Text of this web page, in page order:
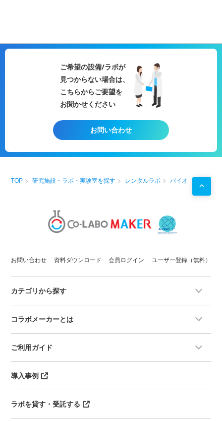
ご希望の設備/ラボが
見つからない場合は、
こちらからご要望を
お聞かせください
お問い合わせ
TOP 研究施設・ラボ・実験室を探す レンタルラボ バイオ
お問い合わせ 資料ダウンロード 会員ログイン ユーザー登録（無料）
カテゴリから探す
コラボメーカーとは
ご利用ガイド
導入事例
ラボを貸す・受託する